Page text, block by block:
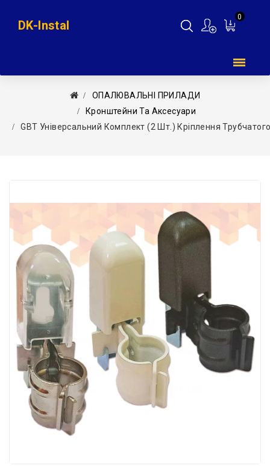
0
DK-Instal
ОПАЛЮВАЛЬНІ ПРИЛАДИ
Кронштейни Та Аксесуари
GBT Універсальний Комплект (2 Шт.) Кріплення